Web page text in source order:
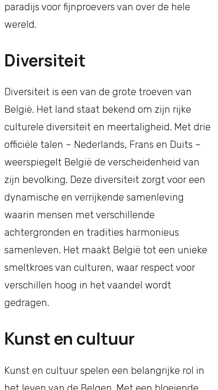
paradijs voor fijnproevers van over de hele
wereld.
Diversiteit
Diversiteit is een van de grote troeven van
België. Het land staat bekend om zijn rijke
culturele diversiteit en meertaligheid. Met drie
officiële talen – Nederlands, Frans en Duits –
weerspiegelt België de verscheidenheid van
zijn bevolking. Deze diversiteit zorgt voor een
dynamische en verrijkende samenleving
waarin mensen met verschillende
achtergronden en tradities harmonieus
samenleven. Het maakt België tot een unieke
smeltkroes van culturen, waar respect voor
verschillen hoog in het vaandel wordt
gedragen.
Kunst en cultuur
Kunst en cultuur spelen een belangrijke rol in